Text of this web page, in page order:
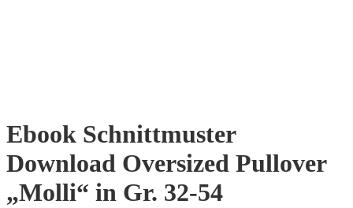
Ebook Schnittmuster
Download Oversized Pullover
„Molli“ in Gr. 32-54